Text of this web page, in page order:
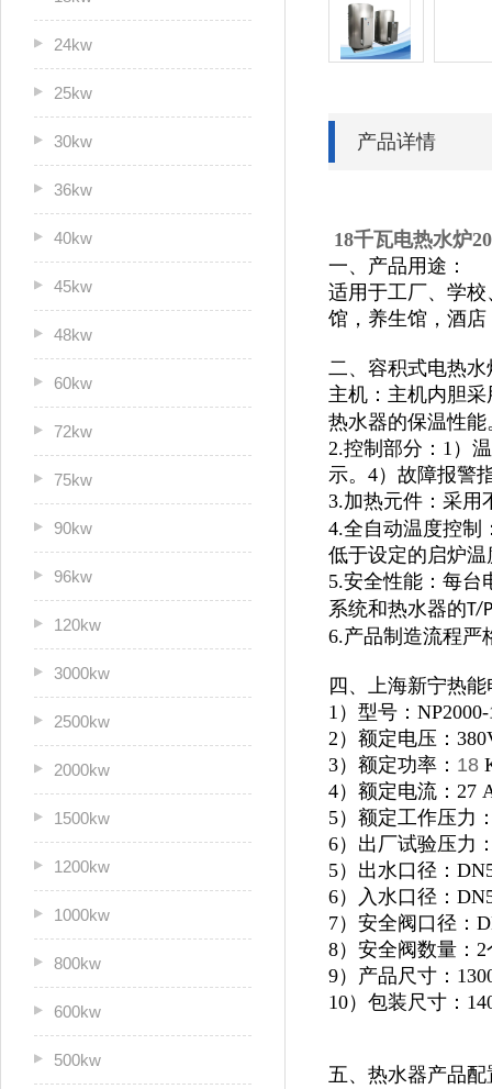
24kw
25kw
30kw
36kw
40kw
45kw
48kw
60kw
72kw
75kw
90kw
96kw
120kw
3000kw
2500kw
2000kw
1500kw
1200kw
1000kw
800kw
600kw
500kw
产品详情
18千瓦电热水炉
一、产品用途：
适用于工厂、学
馆， 养生馆，酒
二、容积式电热
主机：主机内胆
热水器的保温性能
2.控制部分：1）
示。4）故障报警
3.加热元件：采用
4.全自动温度控制
低于设定的启炉
5.安全性能：每台
系统和热水器的T/P
6.产品制造流程严
四、上海新宁热
1）型号：NP2000-
2）额定电压：
3）额定功率： 18
4）额定电流：27
5）额定工作压力
6）出厂试验压力
5）出水口径：
6）入水口径：
7）安全阀口径：
8）安全阀数量：2
9）产品尺寸：
10）包装尺寸：
五、热水器产品配